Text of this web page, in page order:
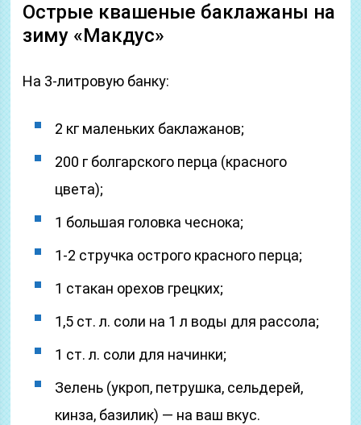
Острые квашеные баклажаны на
зиму «Макдус»
На 3-литровую банку:
2 кг маленьких баклажанов;
200 г болгарского перца (красного
цвета);
1 большая головка чеснока;
1-2 стручка острого красного перца;
1 стакан орехов грецких;
1,5 ст. л. соли на 1 л воды для рассола;
1 ст. л. соли для начинки;
Зелень (укроп, петрушка, сельдерей,
кинза, базилик) — на ваш вкус.